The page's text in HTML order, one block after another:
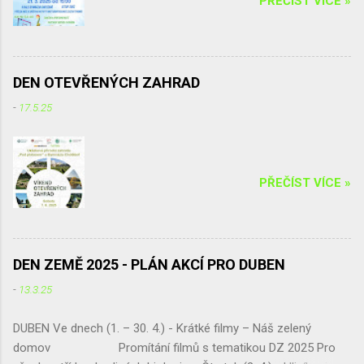
Víťa Kučera ) V době od 14.30 hodin Vám
DEN OTEVŘENÝCH ZAHRAD
- 17.5.25
PŘEČÍST VÍCE »
DEN ZEMĚ 2025 - PLÁN AKCÍ PRO DUBEN
- 13.3.25
DUBEN Ve dnech (1. – 30. 4.) - Krátké filmy – Náš zelený
domov Promítání filmů s tematikou DZ 2025 Pro